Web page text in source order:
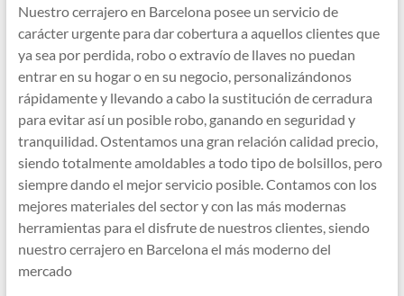
Nuestro cerrajero en Barcelona posee un servicio de
carácter urgente para dar cobertura a aquellos clientes que
ya sea por perdida, robo o extravío de llaves no puedan
entrar en su hogar o en su negocio, personalizándonos
rápidamente y llevando a cabo la sustitución de cerradura
para evitar así un posible robo, ganando en seguridad y
tranquilidad. Ostentamos una gran relación calidad precio,
siendo totalmente amoldables a todo tipo de bolsillos, pero
siempre dando el mejor servicio posible. Contamos con los
mejores materiales del sector y con las más modernas
herramientas para el disfrute de nuestros clientes, siendo
nuestro cerrajero en Barcelona el más moderno del
mercado